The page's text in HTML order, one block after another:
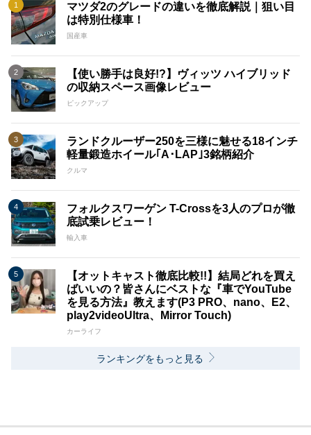
マツダ2のグレードの違いを徹底解説｜狙い目
は特別仕様車！
国産車
【使い勝手は良好!?】ヴィッツ ハイブリッド
の収納スペース画像レビュー
ピックアップ
ランドクルーザー250を三様に魅せる18インチ
軽量鍛造ホイール｢A･LAP｣3銘柄紹介
クルマ
フォルクスワーゲン T-Crossを3人のプロが徹
底試乗レビュー！
輸入車
【オットキャスト徹底比較!!】結局どれを買え
ばいいの？皆さんにベストな『車でYouTube
を見る方法』教えます(P3 PRO、nano、E2、
play2videoUltra、Mirror Touch)
カーライフ
ランキングをもっと見る